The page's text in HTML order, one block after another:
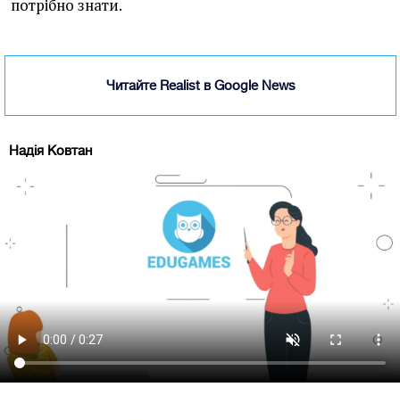
потрібно знати.
Читайте Realist в Google News
Надія Ковтан